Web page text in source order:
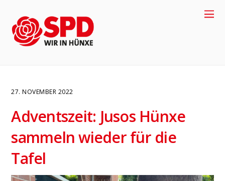
27. NOVEMBER 2022
Adventszeit: Jusos Hünxe
sammeln wieder für die
Tafel